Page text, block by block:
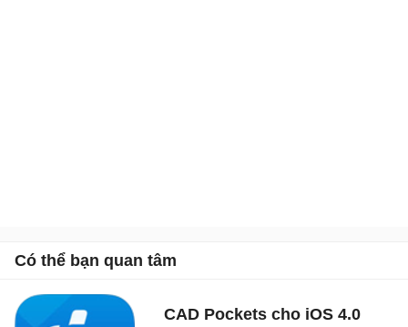
Có thể bạn quan tâm
CAD Pockets cho iOS 4.0